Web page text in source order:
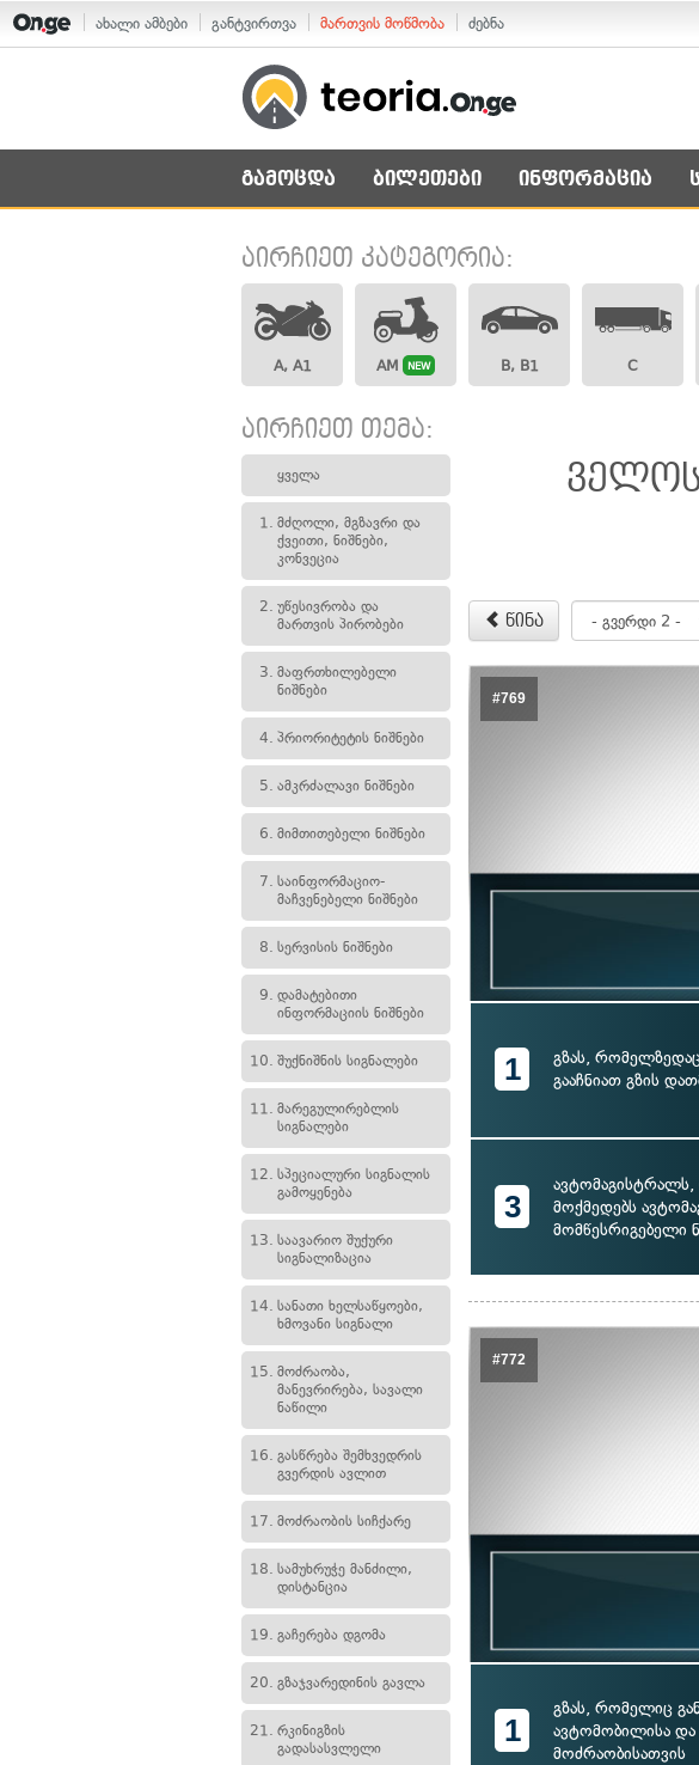
ახალი ამბები განტვირთვა მართვის მოწმობა ძებნა
გამოცდა ბილეთები ინფორმაცია
აირჩიეთ კატეგორია:
A, A1 AM NEW B, B1 C
აირჩიეთ თემა:
ყველა
1. მძღოლი, მგზავრი და
ქვეითი, ნიშნები,
კონვეცია
2. უწესივრობა და
მართვის პირობები
3. მაფრთხილებელი
ნიშნები
4. პრიორიტეტის ნიშნები
5. ამკრძალავი ნიშნები
6. მიმთითებელი ნიშნები
7. საინფორმაციო-
მაჩვენებელი ნიშნები
8. სერვისის ნიშნები
9. დამატებითი
ინფორმაციის ნიშნები
10. შუქნიშნის სიგნალები
11. მარეგულირებლის
სიგნალები
12. სპეციალური სიგნალის
გამოყენება
13. საავარიო შუქური
სიგნალიზაცია
14. სანათი ხელსაწყოები,
ხმოვანი სიგნალი
15. მოძრაობა,
მანევრირება, სავალი
ნაწილი
16. გასწრება შემხვედრის
გვერდის ავლით
17. მოძრაობის სიჩქარე
18. სამუხრუჭე მანძილი,
დისტანცია
19. გაჩერება დგომა
20. გზაჯვარედინის გავლა
21. რკინიგზის
გადასასვლელი
წინა
#769
1
გზას,
გააჩნიათ გზის
3
მოქმედებს
მომწესრიგებელი
#772
1
გზას, რომელიც
ავტომობილისა
მოძრაობისათვის